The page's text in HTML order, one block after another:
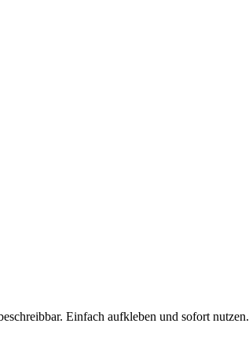
Einfach aufkleben und sofort nutzen.